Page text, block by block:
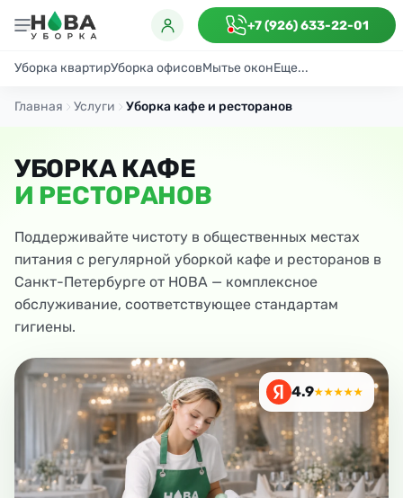
+7 (926) 633-22-01
Уборка квартирУборка офисовМытье оконЕще...
ГенеральнаяПоддерживающаяПосле ремонта
Главная Услуги Уборка кафе и ресторанов
УБОРКА КАФЕ
И РЕСТОРАНОВ
Поддерживайте чистоту в общественных местах
питания с регулярной уборкой кафе и ресторанов в
Санкт-Петербурге от НОВА — комплексное
обслуживание, соответствующее стандартам
гигиены.
4.9★★★★★